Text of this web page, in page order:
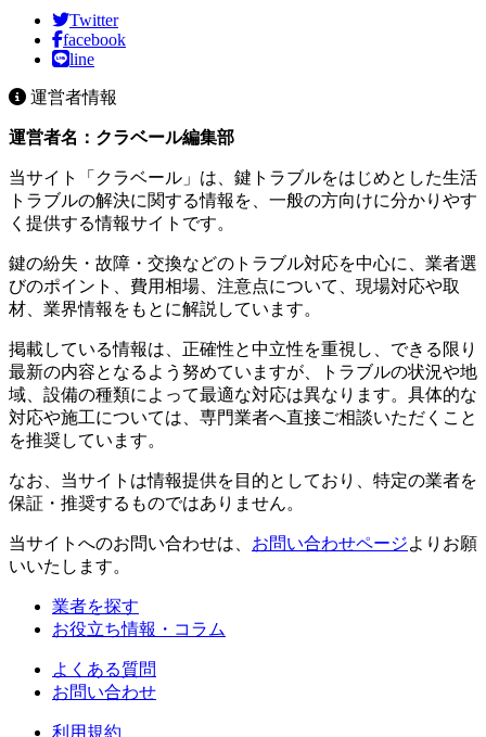
Twitter
facebook
line
運営者情報
運営者名：クラベール編集部
当サイト「クラベール」は、鍵トラブルをはじめとした生活
トラブルの解決に関する情報を、一般の方向けに分かりやす
く提供する情報サイトです。
鍵の紛失・故障・交換などのトラブル対応を中心に、業者選
びのポイント、費用相場、注意点について、現場対応や取
材、業界情報をもとに解説しています。
掲載している情報は、正確性と中立性を重視し、できる限り
最新の内容となるよう努めていますが、トラブルの状況や地
域、設備の種類によって最適な対応は異なります。具体的な
対応や施工については、専門業者へ直接ご相談いただくこと
を推奨しています。
なお、当サイトは情報提供を目的としており、特定の業者を
保証・推奨するものではありません。
当サイトへのお問い合わせは、 お問い合わせページよりお願
いいたします。
業者を探す
お役立ち情報・コラム
よくある質問
お問い合わせ
利用規約